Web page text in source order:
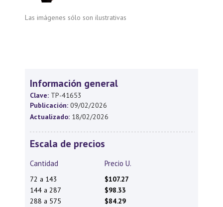
Las imágenes sólo son ilustrativas
Información general
Clave: TP-41653
Publicación: 09/02/2026
Actualizado: 18/02/2026
Escala de precios
Cantidad Precio U.
72 a 143
$107.27
144 a 287
$98.33
288 a 575
$84.29